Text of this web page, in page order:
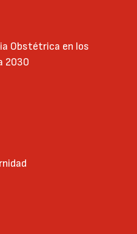
Obstétrica en los
2030